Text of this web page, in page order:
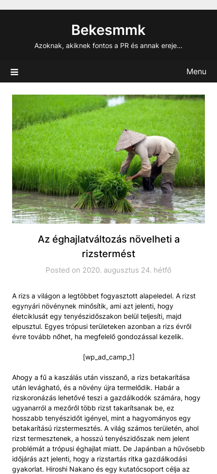
Bekesmmk
Azoknak, akiknek fontos a PR és annak ereje…
Menu
Az éghajlatváltozás növelheti a
rizstermést
Posted on 2020. augusztus 24. hétfő
A rizs a világon a legtöbbet fogyasztott alapeledel. A rizst
egynyári növénynek minősítik, ami azt jelenti, hogy
életciklusát egy tenyészidőszakon belül teljesíti, majd
elpusztul. Egyes trópusi területeken azonban a rizs évről
évre tovább nőhet, ha megfelelő gondozással kezelik.
[wp_ad_camp_1]
Ahogy a fű a kaszálás után visszanő, a rizs betakarítása
után levágható, és a növény újra termelődik. Habár a
rizskoronázás lehetővé teszi a gazdálkodók számára, hogy
ugyanarról a mezőről több rizst takarítsanak be, ez
hosszabb tenyészidőt igényel, mint a hagyományos egy
betakarítású rizstermesztés. A világ számos területén, ahol
rizst termesztenek, a hosszú tenyészidőszak nem jelent
problémát a trópusi éghajlat miatt. De Japánban a hűvösebb
időjárás azt jelenti, hogy a rizstartás ritka gazdálkodási
gyakorlat. Hiroshi Nakano és egy kutatócsoport célja az